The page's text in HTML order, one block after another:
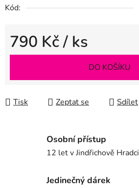
Kód:
790 Kč/ ks
Měrná cena:
DO KOŠÍKU
Tisk Zeptat se Sdílet
Osobní přístup
12 let v Jindřichově Hradci
Jedinečný dárek